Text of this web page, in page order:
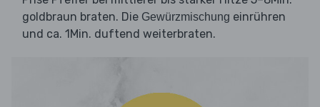
goldbraun braten. Die Gewürzmischung einrühren
und ca. 1Min. duftend weiterbraten.